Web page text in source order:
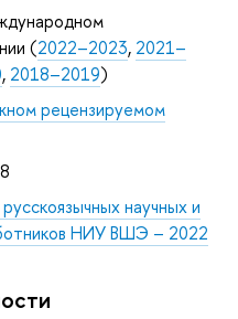
(2022–2023, 2021–
, 2018–2019)
рецензируемом
научных и
НИУ ВШЭ – 2022